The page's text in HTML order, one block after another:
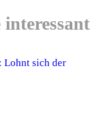
interessant